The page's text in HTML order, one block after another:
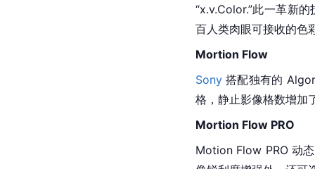
“x.v.Color.”此一革新
百人类肉眼可接收的色
Mortion Flow
Sony 搭配独有的
格，静止影像格数增加
Mortion Flow PRO
Motion Flow PRO 动